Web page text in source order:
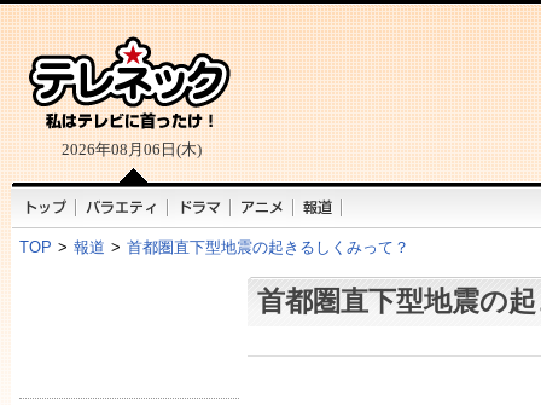
2026年08月06日(木)
TOP > 報道 > 首都圏直下型地震の起きるしくみって？
首都圏直下型地震の